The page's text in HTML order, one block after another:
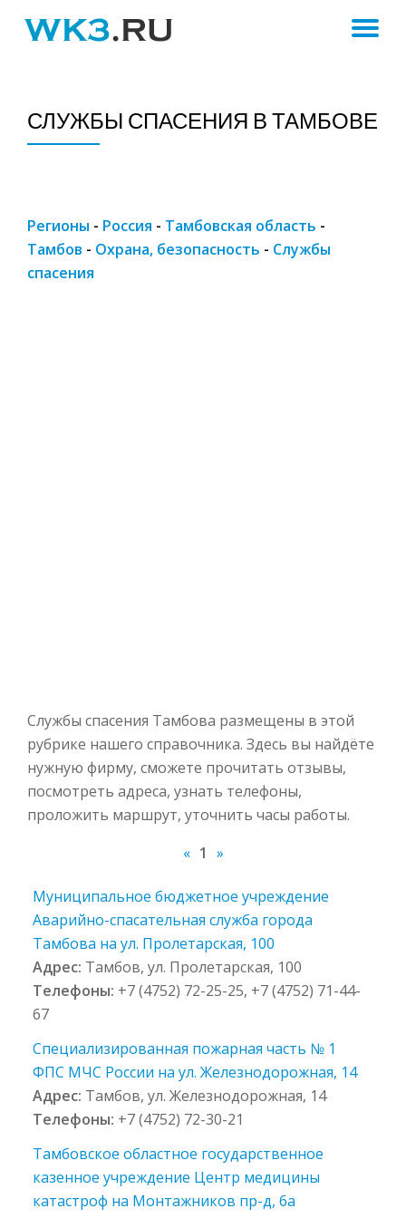
СЛУЖБЫ СПАСЕНИЯ В ТАМБОВЕ
Регионы - Россия - Тамбовская область -
Тамбов - Охрана, безопасность - Службы
спасения
Службы спасения Тамбова размещены в этой
рубрике нашего справочника. Здесь вы найдёте
нужную фирму, сможете прочитать отзывы,
посмотреть адреса, узнать телефоны,
проложить маршрут, уточнить часы работы.
« 1 »
Муниципальное бюджетное учреждение
Аварийно-спасательная служба города
Тамбова на ул. Пролетарская, 100
Адрес: Тамбов, ул. Пролетарская, 100
Телефоны: +7 (4752) 72-25-25, +7 (4752) 71-44-
67
Специализированная пожарная часть № 1
ФПС МЧС России на ул. Железнодорожная, 14
Адрес: Тамбов, ул. Железнодорожная, 14
Телефоны: +7 (4752) 72-30-21
Тамбовское областное государственное
казенное учреждение Центр медицины
катастроф на Монтажников пр-д, 6а